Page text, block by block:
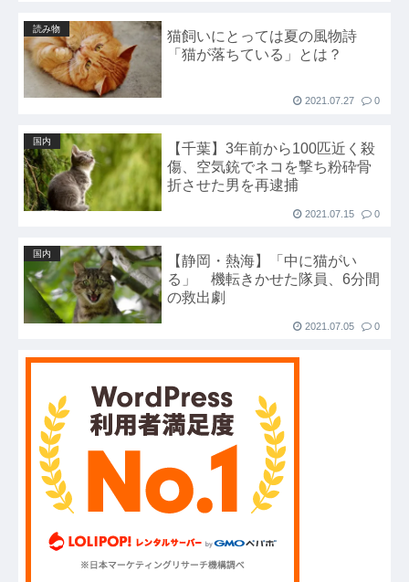
読み物
猫飼いにとっては夏の風物詩
「猫が落ちている」とは？
2021.07.27 0
国内
【千葉】3年前から100匹近く殺
傷、空気銃でネコを撃ち粉砕骨
折させた男を再逮捕
2021.07.15 0
国内
【静岡・熱海】「中に猫がい
る」 機転きかせた隊員、6分間
の救出劇
2021.07.05 0